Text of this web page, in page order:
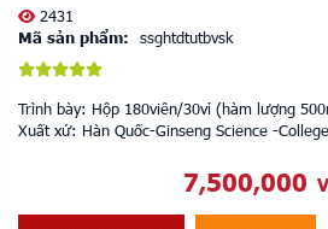
2431
Mã sản phẩm:
ssghtdtutbvsk
Trình bày: Hộp 180viên/30vỉ (hàm lượng
Xuất xứ: Hàn Quốc-Ginseng Science -
7,500,000